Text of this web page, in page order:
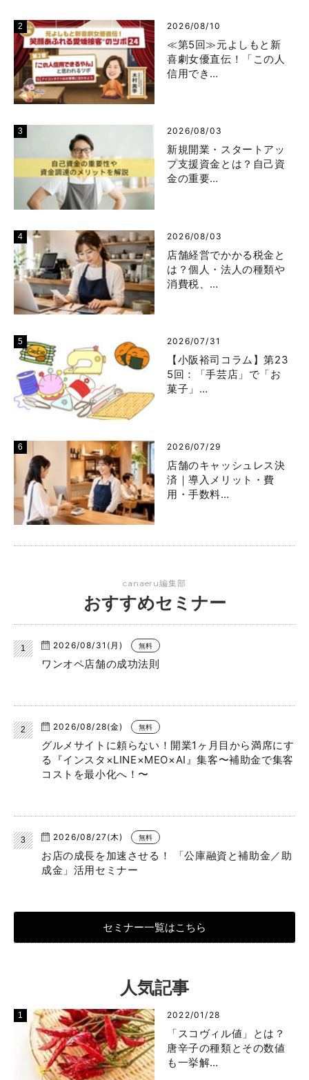
2026/08/10
≪第5回≫元よしもと新
喜劇女優直伝！「この人
信用でき…
2026/08/03
新規開業・スタートアッ
プ支援資金とは？自己資
金の重要…
2026/08/03
店舗経営でかかる税金と
は？個人・法人の種類や
消費税、…
2026/07/31
【小阪裕司コラム】第23
5回：「手芸店」で「お
菓子」…
2026/07/29
店舗のキャッシュレス決
済｜導入メリット・費
用・手数料…
canaeru編集部
おすすめセミナー
2026/08/31(月) 無料
ワンオペ店舗の成功法則
2026/08/28(金) 無料
グルメサイトに頼らない！開業1ヶ月目から満席にす
る『インスタ×LINE×MEO×AI』集客〜補助金で集客
コストを最小化へ！〜
2026/08/27(木) 無料
お店の成長を加速させる！ 「公庫融資と補助金／助
成金」活用セミナー
セミナー一覧はこちら
人気記事
2022/01/28
「スコヴィル値」とは？
唐辛子の種類とその数値
も一挙解…